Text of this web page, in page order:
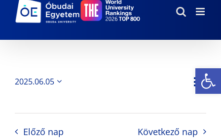
Nap
2025.06.05
Előző nap Következő nap